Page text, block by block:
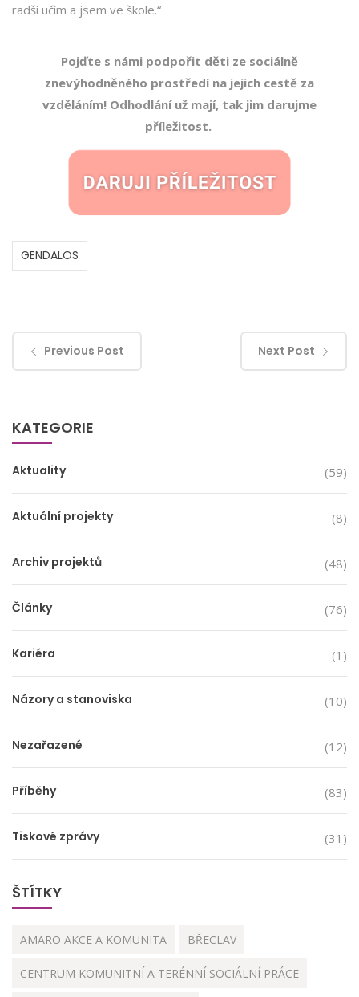
radši učím a jsem ve škole.“
Pojďte s námi podpořit děti ze sociálně
znevýhodněného prostředí na jejich cestě za
vzděláním! Odhodlání už mají, tak jim darujme
příležitost.
GENDALOS
Previous Post Next Post
KATEGORIE
Aktuality (59)
Aktuální projekty (8)
Archiv projektů (48)
Články (76)
Kariéra (1)
Názory a stanoviska (10)
Nezařazené (12)
Příběhy (83)
Tiskové zprávy (31)
ŠTÍTKY
AMARO AKCE A KOMUNITA BŘECLAV
CENTRUM KOMUNITNÍ A TERÉNNÍ SOCIÁLNÍ PRÁCE